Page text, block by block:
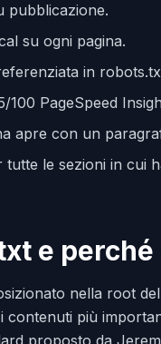
pubblicazione.
su ogni pagina.
in
100 PageSpeed
apre con un
tutte le sezioni in cui
e
nella root
contenuti più
proposto da